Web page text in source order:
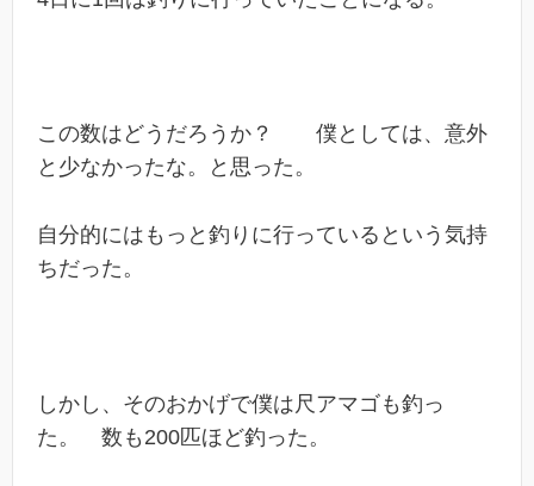
この数はどうだろうか？ 僕としては、意外
と少なかったな。と思った。
自分的にはもっと釣りに行っているという気持
ちだった。
しかし、そのおかげで僕は尺アマゴも釣っ
た。 数も200匹ほど釣った。